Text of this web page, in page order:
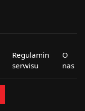
Regulamin
serwisu
O
nas